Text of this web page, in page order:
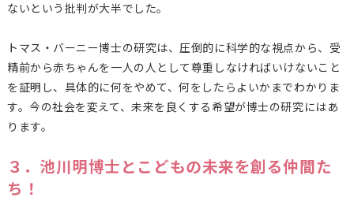
ないという批判が大半でした。
トマス・バーニー博士の研究は、圧倒的に科学的な視点から、受
精前から赤ちゃんを一人の人として尊重しなければいけないこと
を証明し、具体的に何をやめて、何をしたらよいかまでわかりま
す。今の社会を変えて、未来を良くする希望が博士の研究にはあ
ります。
３．池川明博士とこどもの未来を創る仲間た
ち！